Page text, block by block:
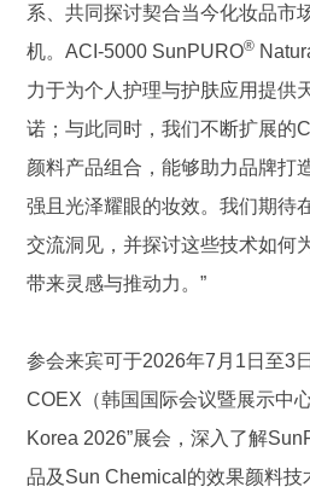
系、共同探讨契合当今化妆品市
机。ACI-5000 SunPURO®
力于为个人护理与护肤应用提供
诺；与此同时，我们不断扩展的
颜料产品组合，能够助力品牌打
强且光泽耀眼的妆效。我们期待
交流洞见，并探讨这些技术如何
带来灵感与推动力。”
参会来宾可于2026年7月1日至3
COEX（韩国国际会议暨展示中
Korea 2026”展会，深入了解
品及Sun Chemical的效果颜料